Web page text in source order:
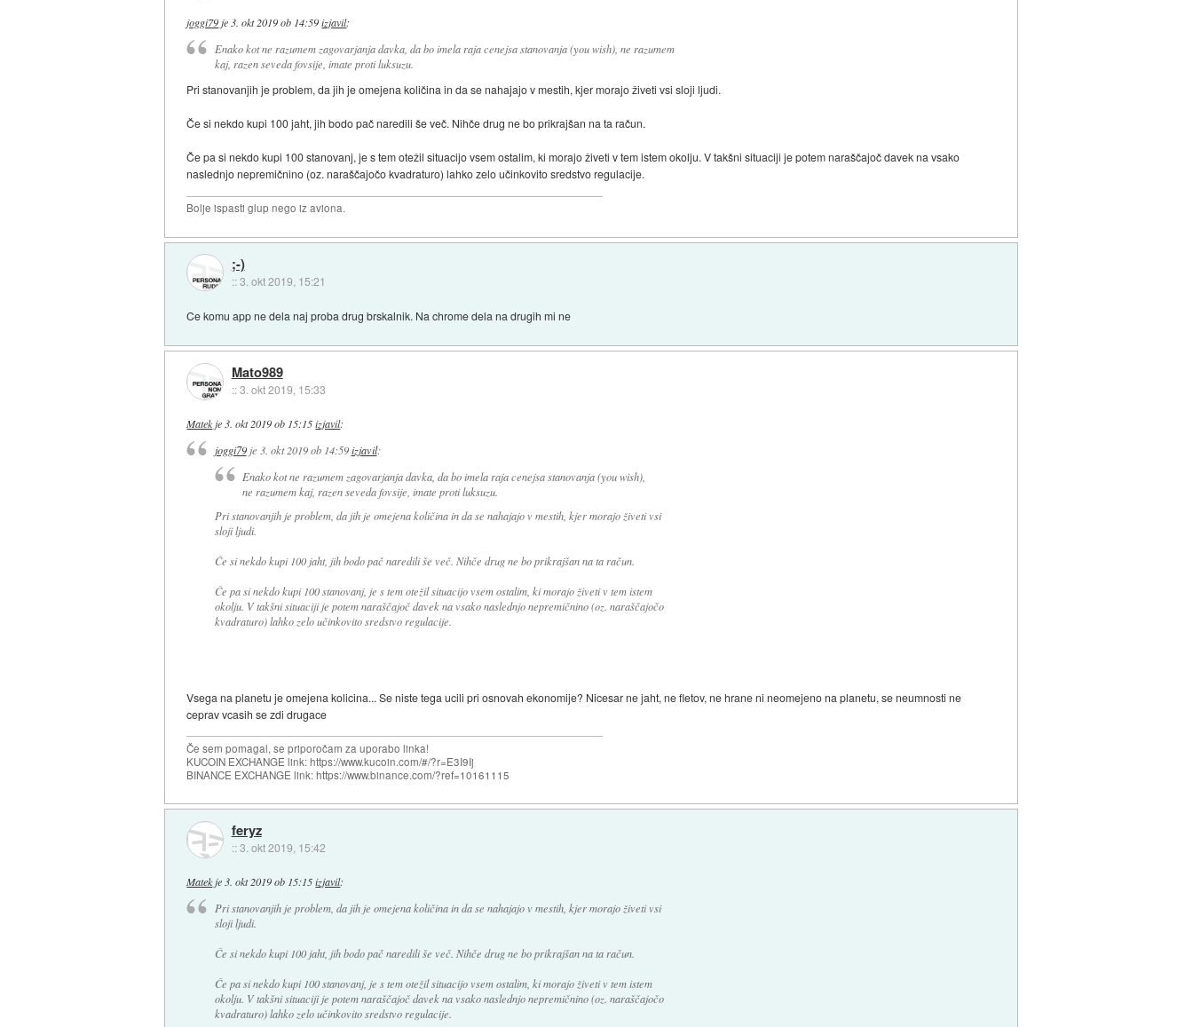
joggi79 je 3. okt 2019 ob 14:59 izjavil:
Enako kot ne razumem zagovarjanja davka, da bo imela raja cenejsa stanovanja (you wish), ne razumem
kaj, razen seveda fovsije, imate proti luksuzu.
Pri stanovanjih je problem, da jih je omejena količina in da se nahajajo v mestih, kjer morajo živeti vsi sloji ljudi.
Če si nekdo kupi 100 jaht, jih bodo pač naredili še več. Nihče drug ne bo prikrajšan na ta račun.
Če pa si nekdo kupi 100 stanovanj, je s tem otežil situacijo vsem ostalim, ki morajo živeti v tem istem okolju. V takšni situaciji je potem naraščajoč davek na vsako
naslednjo nepremičnino (oz. naraščajočo kvadraturo) lahko zelo učinkovito sredstvo regulacije.
Bolje ispasti glup nego iz aviona.
;-)
::3. okt 2019, 15:21
Ce komu app ne dela naj proba drug brskalnik. Na chrome dela na drugih mi ne
Mato989
::3. okt 2019, 15:33
Matekje 3. okt 2019 ob 15:15 izjavil:
joggi79je 3. okt 2019 ob 14:59 izjavil:
Enako kot ne razumem zagovarjanja davka, da bo imela raja cenejsa stanovanja (you wish),
ne razumem kaj, razen seveda fovsije, imate proti luksuzu.
Pri stanovanjih je problem, da jih je omejena količina in da se nahajajo v mestih, kjer morajo živeti vsi
sloji ljudi.
Če si nekdo kupi 100 jaht, jih bodo pač naredili še več. Nihče drug ne bo prikrajšan na ta račun.
Če pa si nekdo kupi 100 stanovanj, je s tem otežil situacijo vsem ostalim, ki morajo živeti v tem istem
okolju. V takšni situaciji je potem naraščajoč davek na vsako naslednjo nepremičnino (oz. naraščajočo
kvadraturo) lahko zelo učinkovito sredstvo regulacije.
Vsega na planetu je omejena kolicina... Se niste tega ucili pri osnovah ekonomije? Nicesar ne jaht, ne fletov, ne hrane ni neomejeno na planetu, se neumnosti ne
ceprav vcasih se zdi drugace
Če sem pomagal, se priporočam za uporabo linka!
KUCOIN EXCHANGE link: https://www.kucoin.com/#/?r=E3I9Ij
BINANCE EXCHANGE link: https://www.binance.com/?ref=10161115
feryz
::3. okt 2019, 15:42
Matekje 3. okt 2019 ob 15:15 izjavil:
Pri stanovanjih je problem, da jih je omejena količina in da se nahajajo v mestih, kjer morajo živeti vsi
sloji ljudi.
Če si nekdo kupi 100 jaht, jih bodo pač naredili še več. Nihče drug ne bo prikrajšan na ta račun.
Če pa si nekdo kupi 100 stanovanj, je s tem otežil situacijo vsem ostalim, ki morajo živeti v tem istem
okolju. V takšni situaciji je potem naraščajoč davek na vsako naslednjo nepremičnino (oz. naraščajočo
kvadraturo) lahko zelo učinkovito sredstvo regulacije.